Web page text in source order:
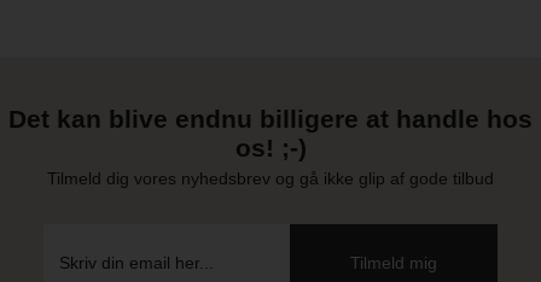
Det kan blive endnu billigere at handle hos
os! ;-)
Tilmeld dig vores nyhedsbrev og gå ikke glip af gode tilbud